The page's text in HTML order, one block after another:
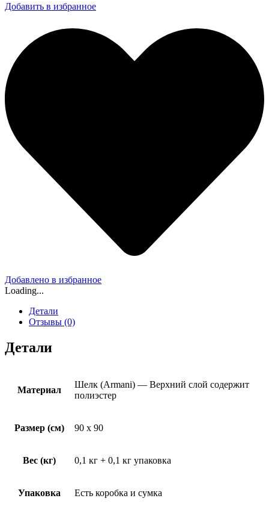
Добавить в избранное
Добавлено в избранное
Loading...
Детали
Отзывы (0)
Детали
Материал
Шелк (Armani) — Верхний слой содержит
полиэстер
Размер (см) 90 x 90
Вес (кг) 0,1 кг + 0,1 кг упаковка
Упаковка Есть коробка и сумка